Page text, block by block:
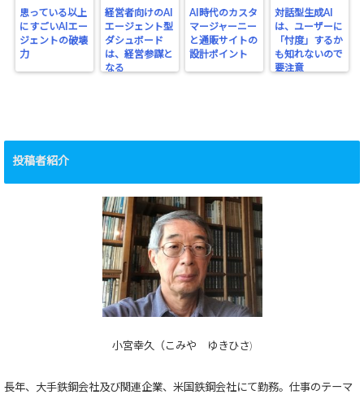
思っている以上
にすごいAIエー
ジェントの破壊
力
経営者向けのAI
エージェント型
ダシュボード
は、経営参謀と
なる
AI時代のカスタ
マージャーニー
と通販サイトの
設計ポイント
対話型生成AI
は、ユーザーに
「忖度」するか
も知れないので
要注意
投稿者紹介
小宮幸久（こみや ゆきひさ)
長年、大手鉄鋼会社及び関連企業、米国鉄鋼会社にて勤務。仕事のテーマ